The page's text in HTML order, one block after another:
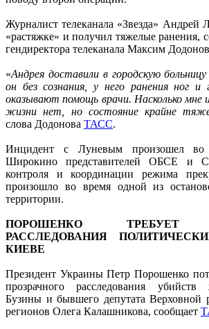
Журналист телеканала «Звезда» Андрей
«растяжке» и получил тяжелые ранения,
гендиректора телеканала Максим
«Андрея доставили в городскую
он без сознания, у него ранения ног и
оказывают помощь врачи. Насколько мне
жизни нет, но состояние крайне
слова Додонова ТАСС.
Инцидент с Луневым произошел во
Широкино представителей ОБСЕ и
контроля и координации режима
произошло во время одной из
территории.
ПОРОШЕНКО ТРЕБУЕТ
РАССЛЕДОВАНИЯ
КИЕВЕ
Президент Украины Петр Порошенко
прозрачного расследования убийств
Бузины и бывшего депутата Верховной
регионов Олега Калашникова, сообщает